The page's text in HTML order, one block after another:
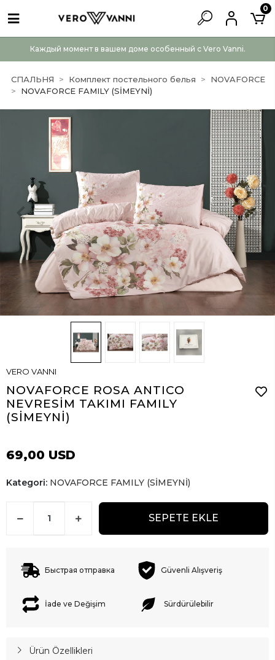
Каждый момент в вашем доме особенный с Vero Vanni.
0
СПАЛЬНЯ Комплект постельного белья
NOVAFORCE
NOVAFORCE FAMILY (SİMEYNİ)
VERO VANNI
NOVAFORCE ROSA ANTICO
NEVRESİM TAKIMI FAMILY
(SİMEYNİ)
69,00 USD
Kategori: NOVAFORCE FAMILY (SİMEYNİ)
SEPETE EKLE
Быстрая отправка Güvenli Alışveriş
İade ve Değişim Sürdürülebilir
Ürün Özellikleri